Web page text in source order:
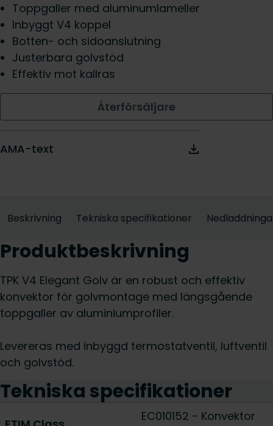
Toppgaller med aluminumlameller
Inbyggt V4 koppel
Botten- och sidoanslutning
Justerbara golvstöd
Effektiv mot kallras
Återförsäljare
AMA-text
Beskrivning Tekniska specifikationer
Produktbeskrivning
TPK V4 Elegant Golv är en robust och effektiv
konvektor för golvmontage med längsgående
toppgaller av aluminiumprofiler.
Levereras med inbyggd termostatventil, luftventil
och golvstöd.
Tekniska specifikationer
EC010152 - Konvektor